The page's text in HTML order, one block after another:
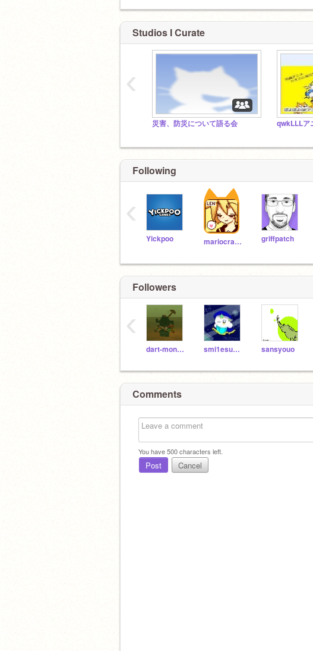
Studios I Curate
災害、防災について語る会 qwkLLLア
‹
Following
Yickpoo mariocrafter griffpatch
‹
Followers
dart-monkey123 smi1esunny sansyouo
‹
Comments
You have500characters left.
Post Cancel